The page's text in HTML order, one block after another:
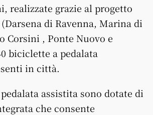
realizzate grazie al progetto
di Ravenna, Marina di
Corsini , Ponte Nuovo e
biciclette a pedalata
in città.
assistita sono dotate di
che consente